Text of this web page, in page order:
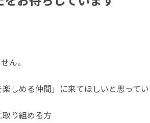
ん。
しめる仲間」に来てほしいと思って
り組める方